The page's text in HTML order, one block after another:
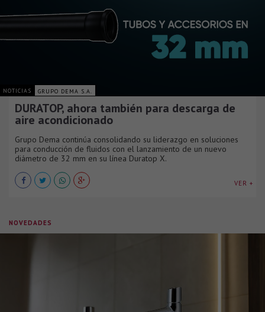
NOTICIAS GRUPO DEMA S.A.
DURATOP, ahora también para descarga de
aire acondicionado
Grupo Dema continúa consolidando su liderazgo en soluciones
para conducción de fluidos con el lanzamiento de un nuevo
diámetro de 32 mm en su línea Duratop X.
VER +
NOVEDADES